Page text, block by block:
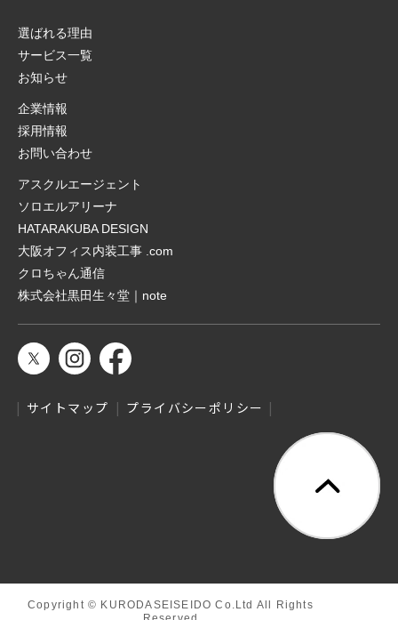
選ばれる理由
サービス一覧
お知らせ
企業情報
採用情報
お問い合わせ
アスクルエージェント
ソロエルアリーナ
HATARAKUBA DESIGN
大阪オフィス内装工事 .com
クロちゃん通信
株式会社黒田生々堂｜note
サイトマップ プライバシーポリシー
Copyright © KURODASEISEIDO Co.Ltd All Rights